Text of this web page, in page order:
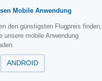
Mobile Anwendung
den günstigsten Flugpreis finden,
unsere mobile Anwendung
ANDROID